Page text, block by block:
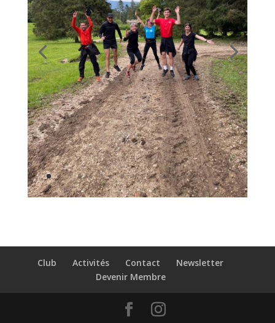
Club Activités Contact
Newsletter
Devenir Membre